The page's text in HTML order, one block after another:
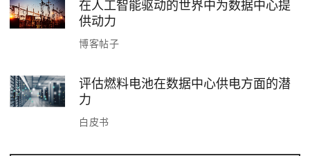
博客帖子
在人工智能驱动的世界中为数据中心提
供动力
白皮书
评估燃料电池在数据中心供电方面的潜
力